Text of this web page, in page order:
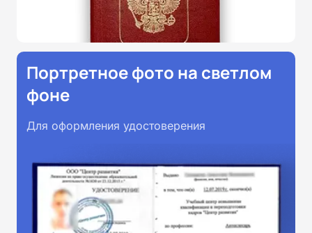
Портретное фото на светлом
фоне
Для оформления удостоверения